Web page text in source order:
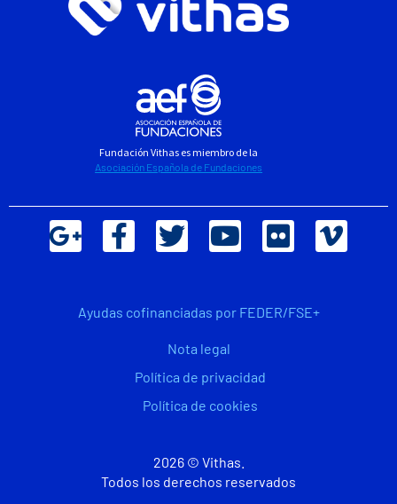
Fundación Vithas es miembro de la
Asociación Española de Fundaciones
Ayudas cofinanciadas por FEDER/FSE+
Nota legal
Política de privacidad
Política de cookies
2026 © Vithas.
Todos los derechos reservados